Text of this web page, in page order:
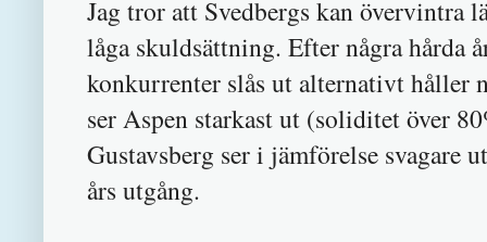
Jag tror att Svedbergs kan övervintra
låga skuldsättning. Efter några hårda
konkurrenter slås ut alternativt håller
ser Aspen starkast ut (soliditet över
Gustavsberg ser i jämförelse svagare
års utgång.